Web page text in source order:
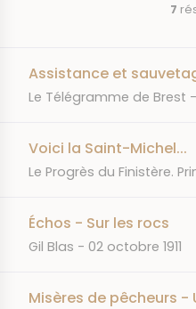
7
Assistance et
JOURNAL
Le Télégramme de Brest
Voici la Saint-Michel...
JOURNAL
Le Progrès du Finistère.
Échos - Sur les rocs
JOURNAL
Gil Blas DATE
02 octobre 1911
Misères de pêcheurs -